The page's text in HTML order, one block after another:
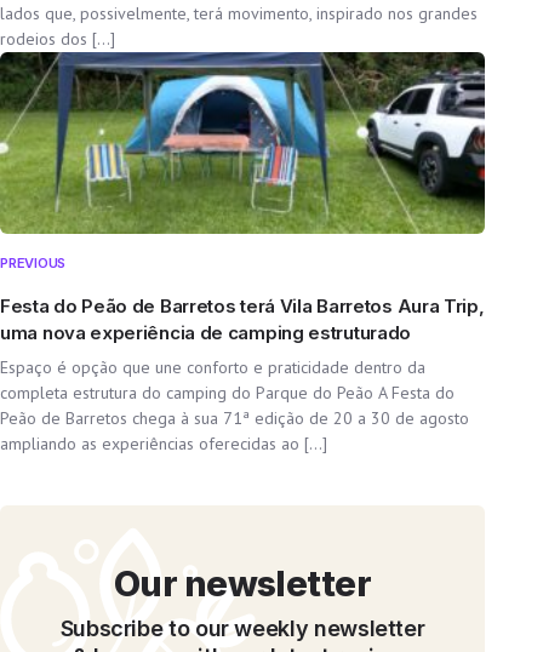
lados que, possivelmente, terá movimento, inspirado nos grandes
rodeios dos […]
PREVIOUS
Festa do Peão de Barretos terá Vila Barretos Aura Trip,
uma nova experiência de camping estruturado
Espaço é opção que une conforto e praticidade dentro da
completa estrutura do camping do Parque do Peão A Festa do
Peão de Barretos chega à sua 71ª edição de 20 a 30 de agosto
ampliando as experiências oferecidas ao […]
Our newsletter
Subscribe to our weekly newsletter